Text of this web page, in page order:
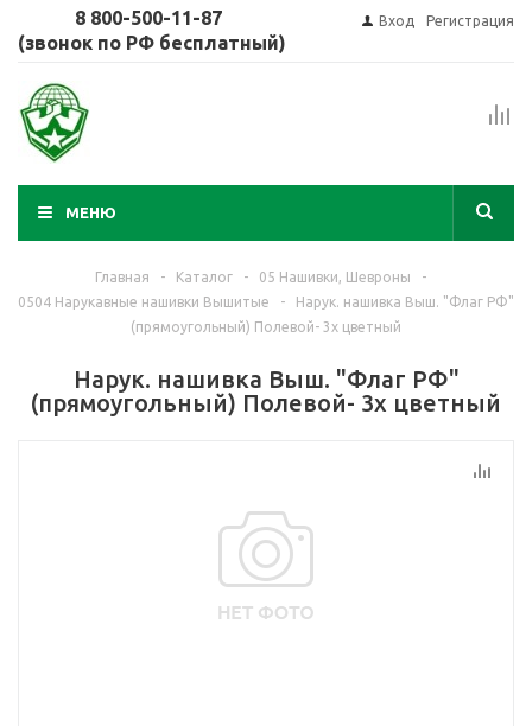
8 800-500-11-87
(звонок по РФ бесплатный)
Вход Регистрация
МЕНЮ
Главная - Каталог - 05 Нашивки, Шевроны
-
0504 Нарукавные нашивки Вышитые
-
Нарук. нашивка Выш. "Флаг РФ"
(прямоугольный) Полевой- 3х цветный
Нарук. нашивка Выш. "Флаг РФ"
(прямоугольный) Полевой- 3х цветный